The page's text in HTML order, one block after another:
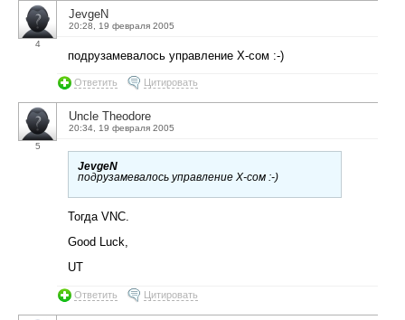
4
JevgeN
20:28, 19 февраля 2005
подрузамевалось управление X-сом :-)
Ответить Цитировать
5
Uncle Theodore
20:34, 19 февраля 2005
JevgeN
подрузамевалось управление X-сом :-)
Тогда VNC.
Good Luck,
UT
Ответить Цитировать